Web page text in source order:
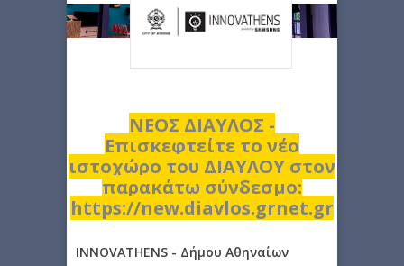
ΝΕΟΣ ΔΙΑΥΛΟΣ -
Επισκεφτείτε το νέο
ιστοχώρο του ΔΙΑΥΛΟΥ στον
παρακάτω σύνδεσμο:
https://new.diavlos.grnet.gr
INNOVATHENS - Δήμου Αθηναίων